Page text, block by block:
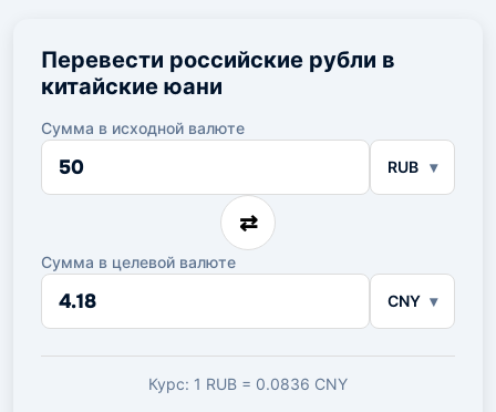
Перевести российские рубли в
китайские юани
Сумма в исходной валюте
Сумма
исходной
RUB
⇄
Сумма в целевой валюте
Сумма
целевой
валюте
CNY
Курс: 1 RUB = 0.0836 CNY